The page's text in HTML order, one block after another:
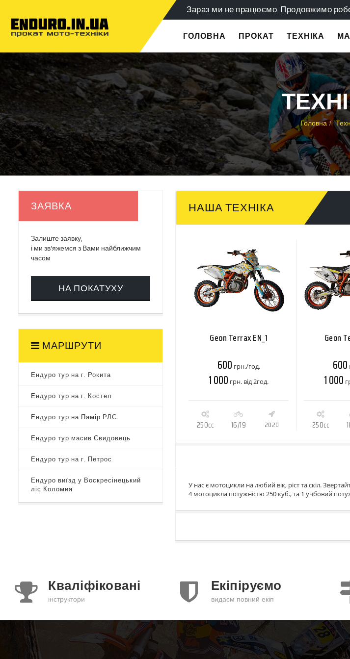
Зараз ми не працюємо. Продовжимо
ГОЛОВНА ПРОКАТ ТЕХНІКА
Головна
НАША ТЕХНІКА
Geon Terrax EN_1
600 грн./год.
1 000 грн. від 2год.
250cc 16/19 2020
Geon
600
1 000
250cc
У нас є мотоцикли на любий вік, ріст та скіл.
4 мотоцикла потужністю 250 куб., та 1 учбовий
ЗАЯВКА
Залиште заявку,
і ми зв'яжемся з Вами найближчим
часом
НА ПОКАТУХУ
МАРШРУТИ
Ендуро тур на г. Рокита
Ендуро тур на г. Костел
Ендуро тур на Памір РЛС
Ендуро тур масив Свидовець
Ендуро тур на г. Петрос
Ендуро виїзд у Воскресінецький
ліс Коломия
Кваліфіковані
інструктори
Екіпіруємо
видаєм повний екіп